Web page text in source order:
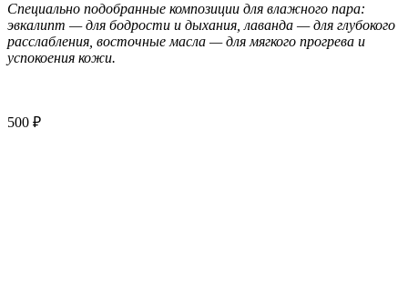
Специально подобранные композиции для влажного пара:
эвкалипт — для бодрости и дыхания, лаванда — для глубокого
расслабления, восточные масла — для мягкого прогрева и
успокоения кожи.
500 ₽